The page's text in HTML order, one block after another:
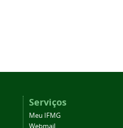
Serviços
Meu IFMG